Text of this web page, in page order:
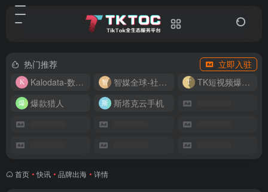
热门推荐
立即入驻
Kalodata-数据分析平台
智媒全球-社媒管理平台
TK短视频爆款复刻
爆款猎人
斯塔克云手机
首页 • 快讯 • 品牌出海 • 详情